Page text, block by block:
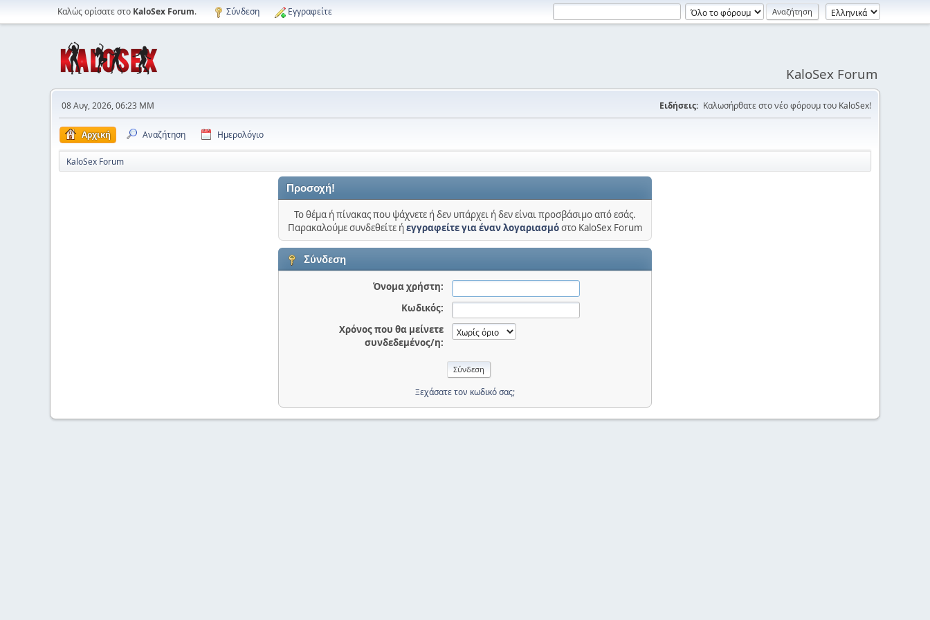
Καλώς ορίσατε στο KaloSex Forum. Σύνδεση Εγγραφείτε
KaloSex Forum
08 Αυγ, 2026, 06:23 ΜΜ Ειδήσεις: Καλωσήρθατε στο νέο φόρουμ του KaloSex!
Αρχική Αναζήτηση Ημερολόγιο
KaloSex Forum
Προσοχή!
Το θέμα ή πίνακας που ψάχνετε ή δεν υπάρχει ή δεν είναι προσβάσιμο από εσάς.
Παρακαλούμε συνδεθείτε ήεγγραφείτε για έναν λογαριασμόστο KaloSex Forum
Σύνδεση
Όνομα χρήστη:
Κωδικός:
Χρόνος που θα μείνετε
συνδεδεμένος/η:
Ξεχάσατε τον κωδικό σας;